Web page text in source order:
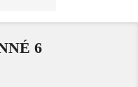
6